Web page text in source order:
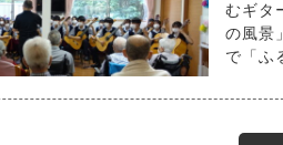
むギタ
の風景
で「